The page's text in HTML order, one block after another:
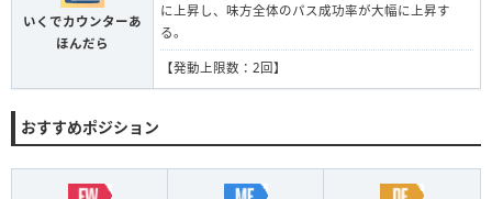
いくでカウンターあ
ほんだら
に上昇し、味方全体のパス成功率が大幅に上昇す
る。
【発動上限数：2回】
おすすめポジション